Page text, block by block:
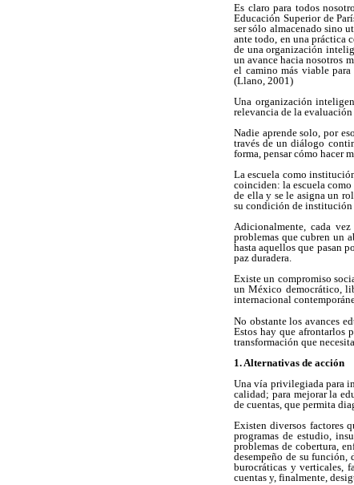
Es claro para todos
Educación Superior de
ser sólo almacenado sino
ante todo, en una práctica
de una organización
un avance hacia nosotros
el camino más viable para
(Llano, 2001)
Una organización
relevancia de la
Nadie aprende solo, por
través de un diálogo
forma, pensar cómo hacer
La escuela como
coinciden: la escuela
de ella y se le asigna un
su condición de institución
Adicionalmente, cada
problemas que cubren un
hasta aquellos que pasan
paz duradera.
Existe un compromiso
un México democrático,
internacional
No obstante los avances
Estos hay que afrontarlos
transformación que
1. Alternativas de acción
Una vía privilegiada para
calidad; para mejorar la
de cuentas, que permita
Existen diversos factores
programas de estudio,
problemas de cobertura,
desempeño de su
burocráticas y verticales,
cuentas y, finalmente,